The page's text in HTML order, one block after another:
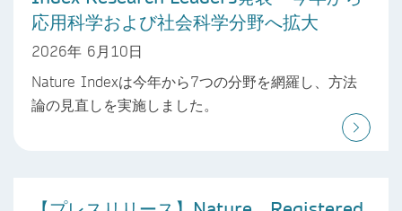
応用科学および社会科学分野へ拡大
2026年 6月10日
Nature Indexは今年から7つの分野を網羅し、方法
論の見直しを実施しました。